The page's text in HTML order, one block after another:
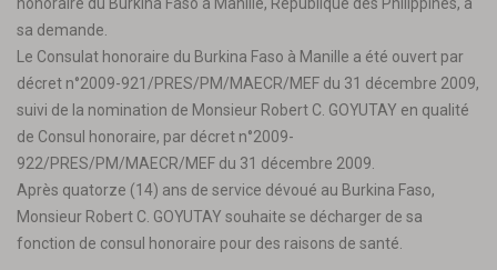
sa demande.
Le Consulat honoraire du Burkina Faso à Manille a été ouvert par
décret n°2009-921/PRES/PM/MAECR/MEF du 31 décembre 2009,
suivi de la nomination de Monsieur Robert C. GOYUTAY en qualité
de Consul honoraire, par décret n°2009-
922/PRES/PM/MAECR/MEF du 31 décembre 2009.
Après quatorze (14) ans de service dévoué au Burkina Faso,
Monsieur Robert C. GOYUTAY souhaite se décharger de sa
fonction de consul honoraire pour des raisons de santé.